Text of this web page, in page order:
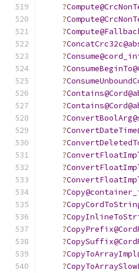
?
?
?
?
?
?
?
?
?
?
?
?
?
?
?
?
?
?
?
?
?
?